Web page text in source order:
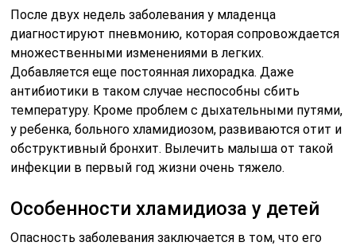
После двух недель заболевания у младенца
диагностируют пневмонию, которая сопровождается
множественными изменениями в легких.
Добавляется еще постоянная лихорадка. Даже
антибиотики в таком случае неспособны сбить
температуру. Кроме проблем с дыхательными путями,
у ребенка, больного хламидиозом, развиваются отит и
обструктивный бронхит. Вылечить малыша от такой
инфекции в первый год жизни очень тяжело.
Особенности хламидиоза у детей
Опасность заболевания заключается в том, что его